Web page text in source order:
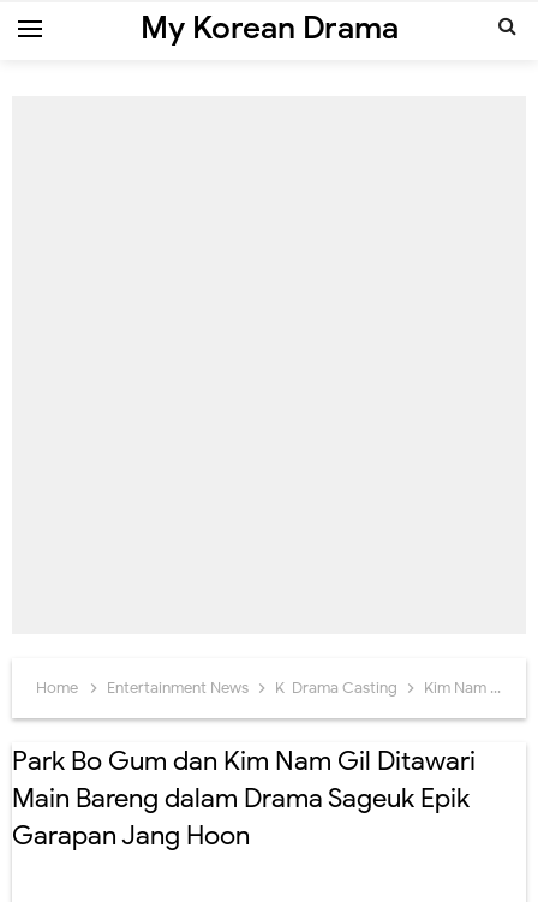
My Korean Drama
Home Entertainment News K-Drama Casting Kim Nam Gil
Park Bo Gum dan Kim Nam Gil Ditawari
Main Bareng dalam Drama Sageuk Epik
Garapan Jang Hoon